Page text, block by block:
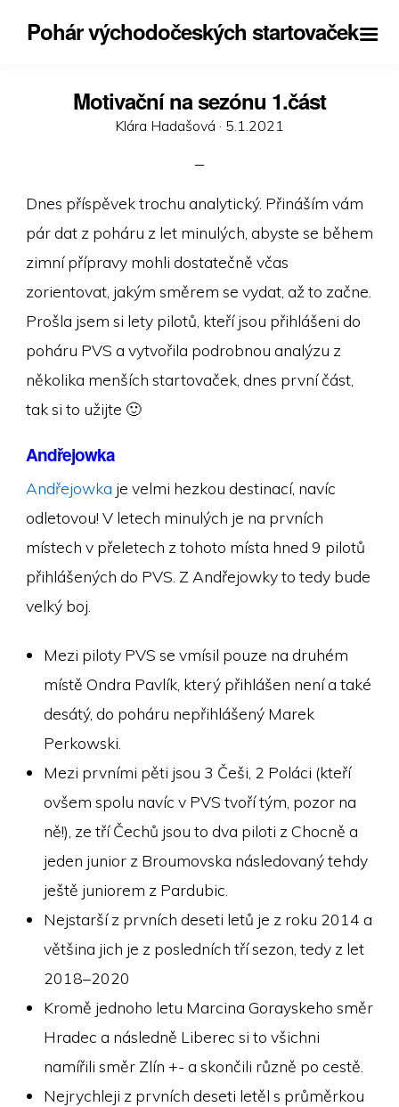
Pohár východočeských startovaček
Motivační na sezónu 1.část
Klára Hadašová · Posted
5.1.2021
Dnes příspěvek trochu analytický. Přináším vám
pár dat z poháru z let minulých, abyste se během
zimní přípravy mohli dostatečně včas
zorientovat, jakým směrem se vydat, až to začne.
Prošla jsem si lety pilotů, kteří jsou přihlášeni do
poháru PVS a vytvořila podrobnou analýzu z
několika menších startovaček, dnes první část,
tak si to užijte 🙂
Andřejowka
Andřejowka je velmi hezkou destinací, navíc
odletovou! V letech minulých je na prvních
místech v přeletech z tohoto místa hned 9 pilotů
přihlášených do PVS. Z Andřejowky to tedy bude
velký boj.
Mezi piloty PVS se vmísil pouze na druhém
místě Ondra Pavlík, který přihlášen není a také
desátý, do poháru nepřihlášený Marek
Perkowski.
Mezi prvními pěti jsou 3 Češi, 2 Poláci (kteří
ovšem spolu navíc v PVS tvoří tým, pozor na
ně!), ze tří Čechů jsou to dva piloti z Chocně a
jeden junior z Broumovska následovaný tehdy
ještě juniorem z Pardubic.
Nejstarší z prvních deseti letů je z roku 2014 a
většina jich je z posledních tří sezon, tedy z let
2018–2020
Kromě jednoho letu Marcina Gorayskeho směr
Hradec a následně Liberec si to všichni
namířili směr Zlín +- a skončili různě po cestě.
Nejrychleji z prvních deseti letěl s průměrkou